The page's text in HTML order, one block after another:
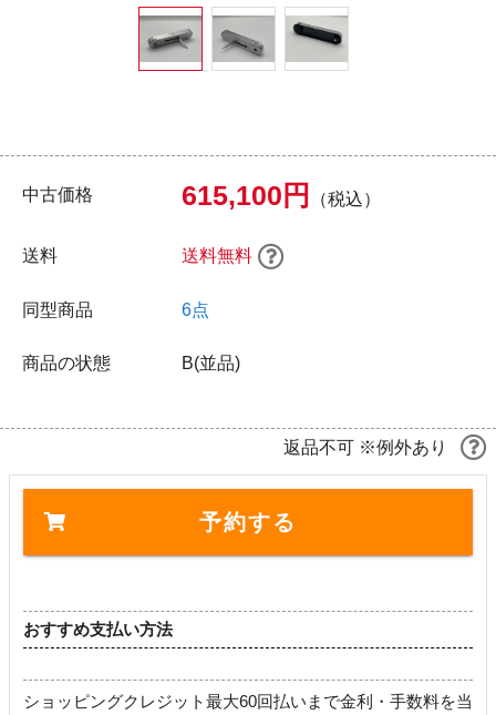
中古価格 615,100円 （税込）
送料 送料無料
同型商品 6点
商品の状態 B(並品)
返品不可 ※例外あり
予約する
おすすめ支払い方法
ショッピングクレジット最大60回払いまで金利・手数料を当